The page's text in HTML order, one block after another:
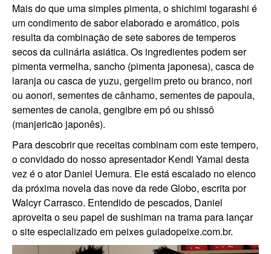
Mais do que uma simples pimenta, o shichimi togarashi é
um condimento de sabor elaborado e aromático, pois
resulta da combinação de sete sabores de temperos
secos da culinária asiática. Os ingredientes podem ser
pimenta vermelha, sancho (pimenta japonesa), casca de
laranja ou casca de yuzu, gergelim preto ou branco, nori
ou aonori, sementes de cânhamo, sementes de papoula,
sementes de canola, gengibre em pó ou shissô
(manjericão japonês).
Para descobrir que receitas combinam com este tempero,
o convidado do nosso apresentador Kendi Yamai desta
vez é o ator Daniel Uemura. Ele está escalado no elenco
da próxima novela das nove da rede Globo, escrita por
Walcyr Carrasco. Entendido de pescados, Daniel
aproveita o seu papel de sushiman na trama para lançar
o site especializado em peixes guiadopeixe.com.br.